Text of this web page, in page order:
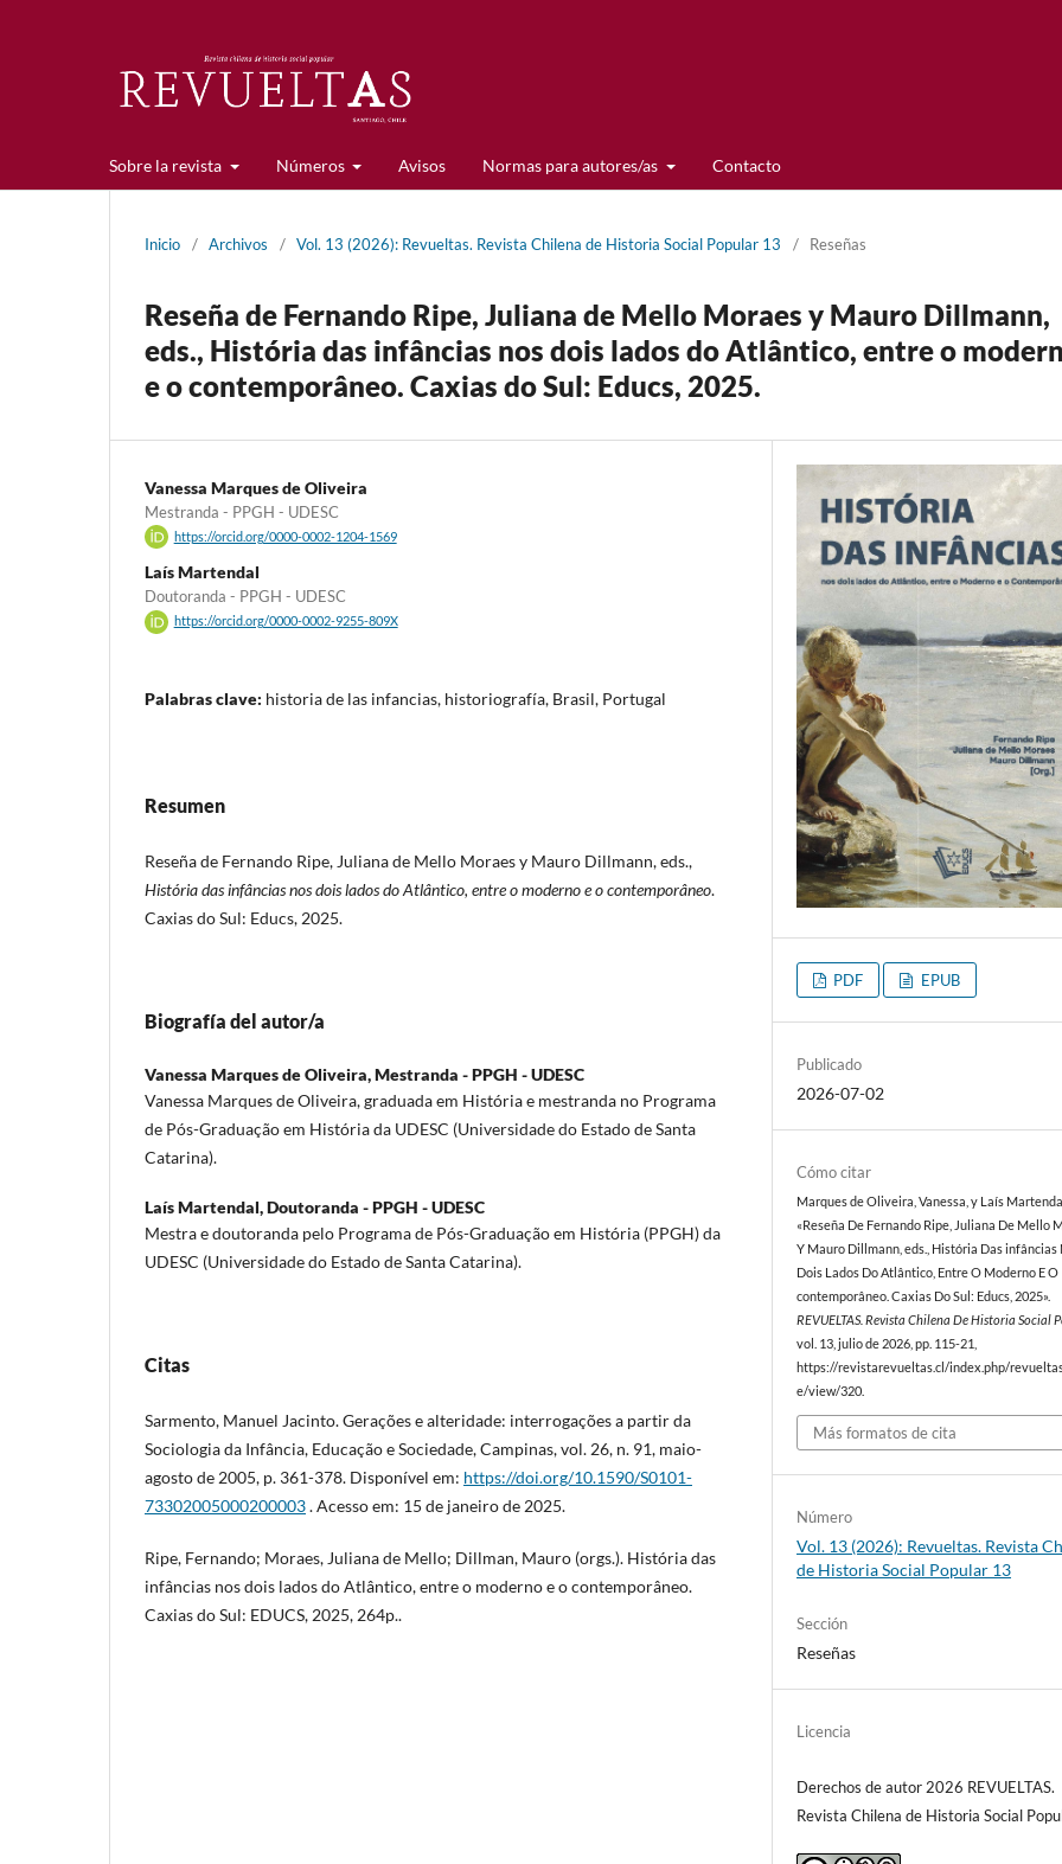
Sobre la revista Números Avisos Normas para autores/as Contacto
Inicio / Archivos / Vol. 13 (2026): Revueltas. Revista Chilena de Historia Social Popular 13 / Reseñas
Reseña de Fernando Ripe, Juliana de Mello Moraes y Mauro Dillmann,
eds., História das infâncias nos dois lados do Atlântico, entre o
e o contemporâneo. Caxias do Sul: Educs, 2025.
Vanessa Marques de Oliveira
Mestranda - PPGH - UDESC
https://orcid.org/0000-0002-1204-1569
Laís Martendal
Doutoranda - PPGH - UDESC
https://orcid.org/0000-0002-9255-809X
Palabras clave: historia de las infancias, historiografía, Brasil, Portugal
Resumen
Reseña de Fernando Ripe, Juliana de Mello Moraes y Mauro Dillmann, eds.,
História das infâncias nos dois lados do Atlântico, entre o moderno e o contemporâneo.
Caxias do Sul: Educs, 2025.
Biografía del autor/a
Vanessa Marques de Oliveira,Mestranda - PPGH - UDESC
Vanessa Marques de Oliveira, graduada em História e mestranda no Programa
de Pós-Graduação em História da UDESC (Universidade do Estado de Santa
Catarina).
Laís Martendal,Doutoranda - PPGH - UDESC
Mestra e doutoranda pelo Programa de Pós-Graduação em História (PPGH) da
UDESC (Universidade do Estado de Santa Catarina).
Citas
Sarmento, Manuel Jacinto. Gerações e alteridade: interrogações a partir da
Sociologia da Infância, Educação e Sociedade, Campinas, vol. 26, n. 91, maio-
agosto de 2005, p. 361-378. Disponível em: https://doi.org/10.1590/S0101-
73302005000200003. Acesso em: 15 de janeiro de 2025.
Ripe, Fernando; Moraes, Juliana de Mello; Dillman, Mauro (orgs.). História das
infâncias nos dois lados do Atlântico, entre o moderno e o contemporâneo.
Caxias do Sul: EDUCS, 2025, 264p..
PDF EPUB
Publicado
2026-07-02
Cómo citar
Marques de Oliveira, Vanessa, y Laís Martendal.
«Reseña De Fernando Ripe, Juliana De Mello
Y Mauro Dillmann, eds., História Das infâncias
Dois Lados Do Atlântico, Entre O Moderno E O
contemporâneo. Caxias Do Sul: Educs, 2025».
REVUELTAS. Revista Chilena De Historia Social
vol. 13, julio de 2026, pp. 115-21,
https://revistarevueltas.cl/index.php/
e/view/320.
Más formatos de cita
Número
Vol. 13 (2026): Revueltas. Revista
de Historia Social Popular 13
Sección
Reseñas
Licencia
Derechos de autor 2026 REVUELTAS.
Revista Chilena de Historia Social